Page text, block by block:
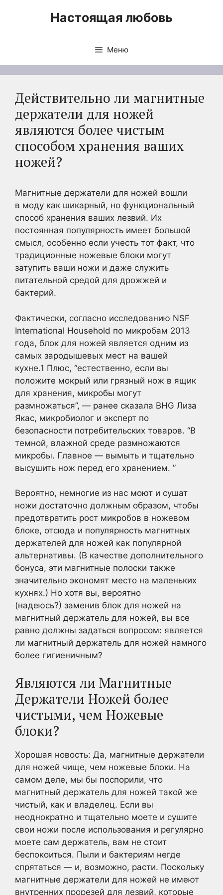
Настоящая любовь
Меню
Действительно ли магнитные
держатели для ножей
являются более чистым
способом хранения ваших
ножей?
Магнитные держатели для ножей вошли
в моду как шикарный, но функциональный
способ хранения ваших лезвий. Их
постоянная популярность имеет большой
смысл, особенно если учесть тот факт, что
традиционные ножевые блоки могут
затупить ваши ножи и даже служить
питательной средой для дрожжей и
бактерий.
Фактически, согласно исследованию NSF
International Household по микробам 2013
года, блок для ножей является одним из
самых зародышевых мест на вашей
кухне.1 Плюс, “естественно, если вы
положите мокрый или грязный нож в ящик
для хранения, микробы могут
размножаться”, — ранее сказала BHG Лиза
Якас, микробиолог и эксперт по
безопасности потребительских товаров. “В
темной, влажной среде размножаются
микробы. Главное — вымыть и тщательно
высушить нож перед его хранением. ”
Вероятно, немногие из нас моют и сушат
ножи достаточно должным образом, чтобы
предотвратить рост микробов в ножевом
блоке, отсюда и популярность магнитных
держателей для ножей как популярной
альтернативы. (В качестве дополнительного
бонуса, эти магнитные полоски также
значительно экономят место на маленьких
кухнях.) Но хотя вы, вероятно
(надеюсь?) заменив блок для ножей на
магнитный держатель для ножей, вы все
равно должны задаться вопросом: является
ли магнитный держатель для ножей намного
более гигиеничным?
Являются ли Магнитные
Держатели Ножей более
чистыми, чем Ножевые
блоки?
Хорошая новость: Да, магнитные держатели
для ножей чище, чем ножевые блоки. На
самом деле, мы бы поспорили, что
магнитный держатель для ножей такой же
чистый, как и владелец. Если вы
неоднократно и тщательно моете и сушите
свои ножи после использования и регулярно
моете сам держатель, вам не стоит
беспокоиться. Пыли и бактериям негде
спрятаться — и, возможно, расти. Поскольку
магнитные держатели для ножей не имеют
внутренних прорезей для лезвий, которые